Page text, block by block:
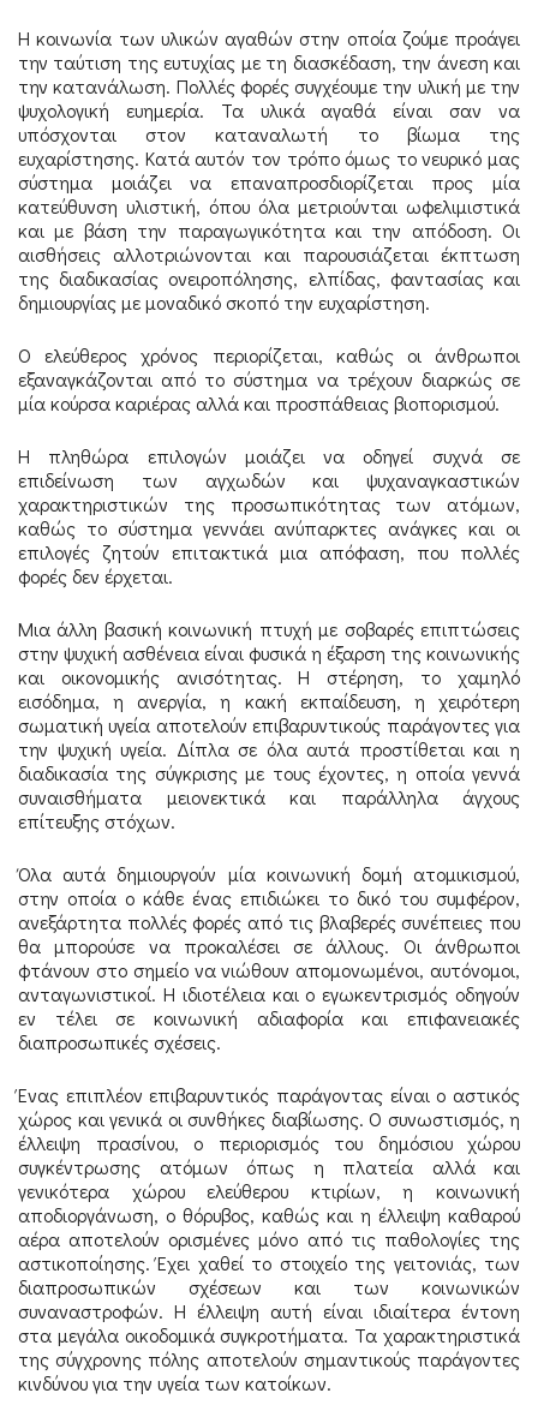
Η κοινωνία των υλικών αγαθών στην οποία ζούμε προάγει
την ταύτιση της ευτυχίας με τη διασκέδαση, την άνεση και
την κατανάλωση. Πολλές φορές συγχέουμε την υλική με την
ψυχολογική ευημερία. Τα υλικά αγαθά είναι σαν να
υπόσχονται στον καταναλωτή το βίωμα της
ευχαρίστησης. Κατά αυτόν τον τρόπο όμως το νευρικό μας
σύστημα μοιάζει να επαναπροσδιορίζεται προς μία
κατεύθυνση υλιστική, όπου όλα μετριούνται ωφελιμιστικά
και με βάση την παραγωγικότητα και την απόδοση. Οι
αισθήσεις αλλοτριώνονται και παρουσιάζεται έκπτωση
της διαδικασίας ονειροπόλησης, ελπίδας, φαντασίας και
δημιουργίας με μοναδικό σκοπό την ευχαρίστηση.
Ο ελεύθερος χρόνος περιορίζεται, καθώς οι άνθρωποι
εξαναγκάζονται από το σύστημα να τρέχουν διαρκώς σε
μία κούρσα καριέρας αλλά και προσπάθειας βιοπορισμού.
Η πληθώρα επιλογών μοιάζει να οδηγεί συχνά σε
επιδείνωση των αγχωδών και ψυχαναγκαστικών
χαρακτηριστικών της προσωπικότητας των ατόμων,
καθώς το σύστημα γεννάει ανύπαρκτες ανάγκες και οι
επιλογές ζητούν επιτακτικά μια απόφαση, που πολλές
φορές δεν έρχεται.
Μια άλλη βασική κοινωνική πτυχή με σοβαρές επιπτώσεις
στην ψυχική ασθένεια είναι φυσικά η έξαρση της κοινωνικής
και οικονομικής ανισότητας. Η στέρηση, το χαμηλό
εισόδημα, η ανεργία, η κακή εκπαίδευση, η χειρότερη
σωματική υγεία αποτελούν επιβαρυντικούς παράγοντες για
την ψυχική υγεία. Δίπλα σε όλα αυτά προστίθεται και η
διαδικασία της σύγκρισης με τους έχοντες, η οποία γεννά
συναισθήματα μειονεκτικά και παράλληλα άγχους
επίτευξης στόχων.
Όλα αυτά δημιουργούν μία κοινωνική δομή ατομικισμού,
στην οποία ο κάθε ένας επιδιώκει το δικό του συμφέρον,
ανεξάρτητα πολλές φορές από τις βλαβερές συνέπειες που
θα μπορούσε να προκαλέσει σε άλλους. Οι άνθρωποι
φτάνουν στο σημείο να νιώθουν απομονωμένοι, αυτόνομοι,
ανταγωνιστικοί. Η ιδιοτέλεια και ο εγωκεντρισμός οδηγούν
εν τέλει σε κοινωνική αδιαφορία και επιφανειακές
διαπροσωπικές σχέσεις.
Ένας επιπλέον επιβαρυντικός παράγοντας είναι ο αστικός
χώρος και γενικά οι συνθήκες διαβίωσης. Ο συνωστισμός, η
έλλειψη πρασίνου, ο περιορισμός του δημόσιου χώρου
συγκέντρωσης ατόμων όπως η πλατεία αλλά και
γενικότερα χώρου ελεύθερου κτιρίων, η κοινωνική
αποδιοργάνωση, ο θόρυβος, καθώς και η έλλειψη καθαρού
αέρα αποτελούν ορισμένες μόνο από τις παθολογίες της
αστικοποίησης. Έχει χαθεί το στοιχείο της γειτονιάς, των
διαπροσωπικών σχέσεων και των κοινωνικών
συναναστροφών. Η έλλειψη αυτή είναι ιδιαίτερα έντονη
στα μεγάλα οικοδομικά συγκροτήματα. Τα χαρακτηριστικά
της σύγχρονης πόλης αποτελούν σημαντικούς παράγοντες
κινδύνου για την υγεία των κατοίκων.